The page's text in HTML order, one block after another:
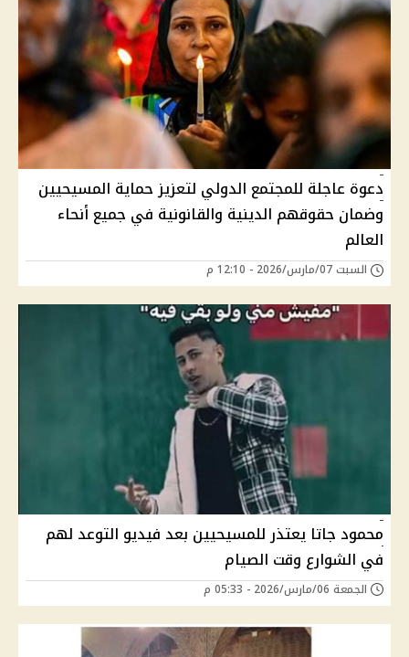
دعوة عاجلة للمجتمع الدولي لتعزيز حماية المسيحيين
وضمان حقوقهم الدينية والقانونية في جميع أنحاء
العالم
السبت 07/مارس/2026 - 12:10 م
محمود جاتا يعتذر للمسيحيين بعد فيديو التوعد لهم
في الشوارع وقت الصيام
الجمعة 06/مارس/2026 - 05:33 م